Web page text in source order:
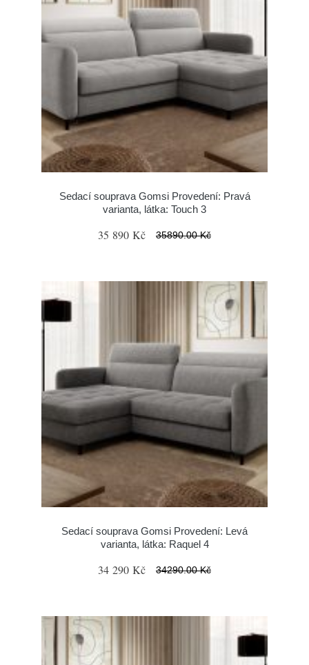
Sedací souprava Gomsi Provedení: Pravá
varianta, látka: Touch 3
35 890 Kč 35890.00 Kč
Sedací souprava Gomsi Provedení: Levá
varianta, látka: Raquel 4
34 290 Kč 34290.00 Kč